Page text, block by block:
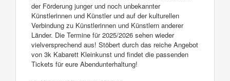
der Förderung junger und noch unbekannter
Künstlerinnen und Künstler und auf der kulturellen
Verbindung zu Künstlerinnen und Künstlern anderer
Länder. Die Termine für 2025/2026 sehen wieder
vielversprechend aus! Stöbert durch das reiche Angebot
von 3k Kabarett Kleinkunst und findet die passenden
Tickets für eure Abendunterhaltung!